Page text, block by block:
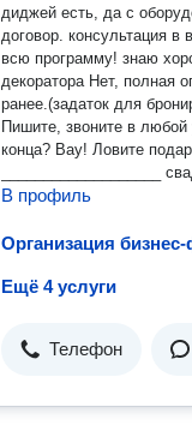
диджей есть, да с оборудованием. если
договор. консультация в видео и при встрече бесплатно. Расскажу
всю программу! знаю хорошего фотографа, видеографа,
декоратора Нет, полная оплата только в начале мероприятия, но не
ранее.(задаток для
Пишите, звоните в любой
конца? Вау! Ловите подарок! Дым машина или караоке в
___________________
юбилей, ведущий на др,
ведущий мероприятий,
программа, артист,
ведущий на выпускной,
В профиль
Организация
Ещё 4 услуги
Телефон